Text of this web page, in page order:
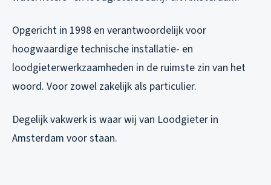
Opgericht in 1998 en verantwoordelijk voor
hoogwaardige technische installatie- en
loodgieterwerkzaamheden in de ruimste zin van het
woord. Voor zowel zakelijk als particulier.
Degelijk vakwerk is waar wij van Loodgieter in
Amsterdam voor staan.